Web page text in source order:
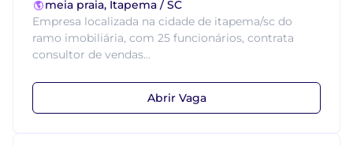
meia praia, Itapema / SC
Empresa localizada na cidade de itapema/sc do
ramo imobiliária, com 25 funcionários, contrata
consultor de vendas...
Abrir Vaga